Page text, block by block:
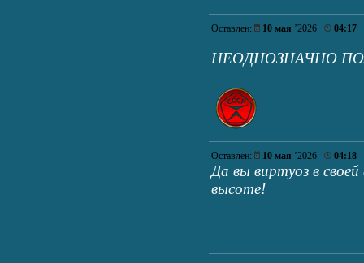
Оставлен: 10 мая ’2026 04:17
НЕОДНОЗНАЧНО
Оставлен: 10 мая ’2026 04:18
Да вы виртуоз в
высоте!